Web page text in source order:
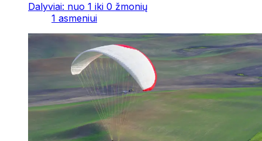
Dalyviai: nuo 1 iki 0 žmonių
1 asmeniui